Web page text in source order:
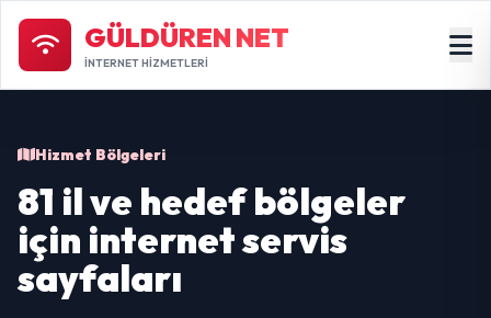
GÜLDÜREN NET
İNTERNET HİZMETLERİ
Hizmet Bölgeleri
81 il ve hedef bölgeler
için internet servis
sayfaları